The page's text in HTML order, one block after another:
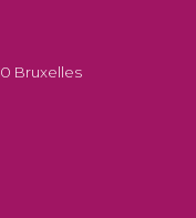
Bruxelles